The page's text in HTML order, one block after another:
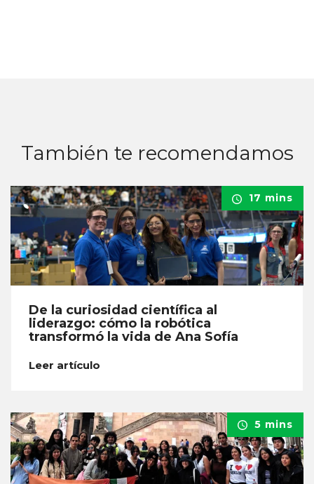
También te recomendamos
17 mins
De la curiosidad científica al
liderazgo: cómo la robótica
transformó la vida de Ana Sofía
Leer artículo
5 mins